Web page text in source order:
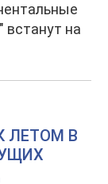
встанут на
ЛЕТОМ В